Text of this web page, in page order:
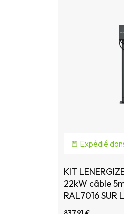
Expédié
KIT
22kW câble
RAL7016 SUR